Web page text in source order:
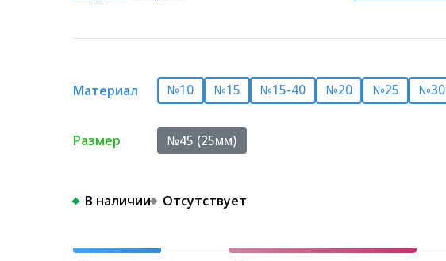
Материал №10 №15 №15-40 №20 №25 №30
Размер №45 (25мм)
В наличии Отсутствует